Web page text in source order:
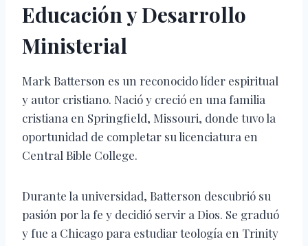
Educación y Desarrollo
Ministerial
Mark Batterson es un reconocido líder espiritual
y autor cristiano. Nació y creció en una familia
cristiana en Springfield, Missouri, donde tuvo la
oportunidad de completar su licenciatura en
Central Bible College.
Durante la universidad, Batterson descubrió su
pasión por la fe y decidió servir a Dios. Se graduó
y fue a Chicago para estudiar teología en Trinity